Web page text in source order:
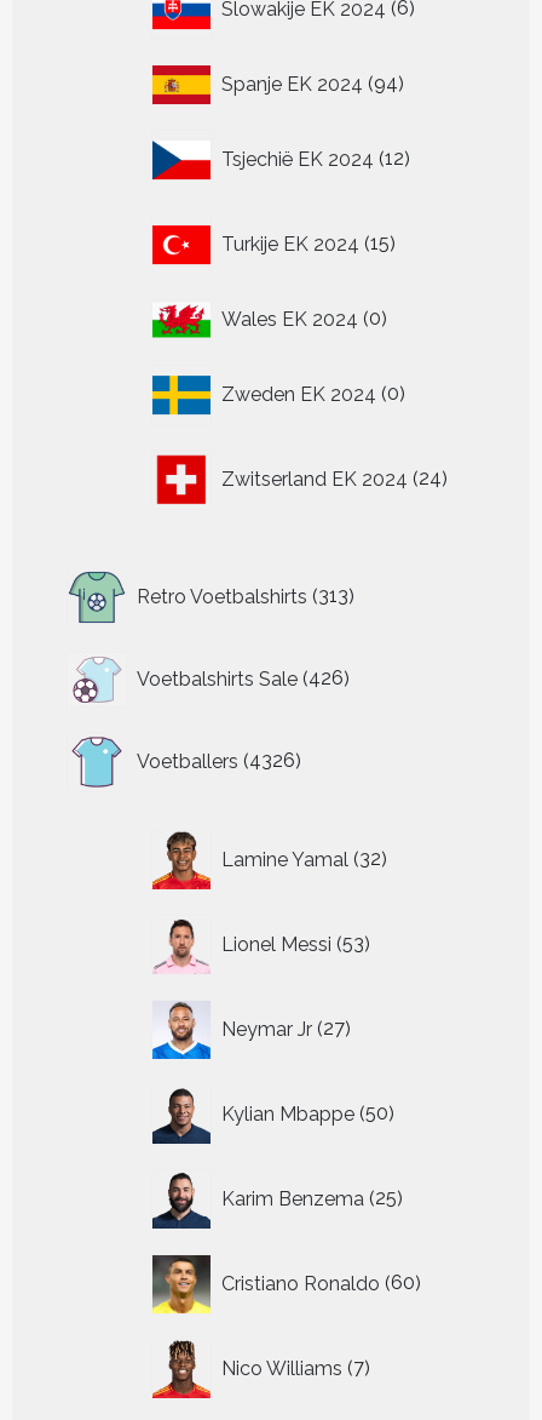
Slowakije EK 2024 6
producten
Spanje EK 2024 9494
Tsjechië EK 2024 12
producten
Turkije EK 2024 15
producten
Wales EK 2024 00
Zweden EK 2024 0
producten
Zwitserland EK 2024 24
producten
Retro Voetbalshirts 313
producten
Voetbalshirts Sale 426
426
producten
Voetballers 4326
producten
Lamine Yamal 32
producten
Lionel Messi 53
producten
Neymar Jr 27
producten
Kylian Mbappe 50
producten
Karim Benzema 25
producten
Cristiano Ronaldo 60
producten
Nico Williams 7
producten